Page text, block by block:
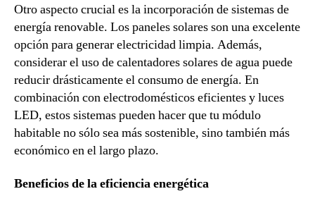
Otro aspecto crucial es la incorporación de sistemas de
energía renovable. Los paneles solares son una excelente
opción para generar electricidad limpia. Además,
considerar el uso de calentadores solares de agua puede
reducir drásticamente el consumo de energía. En
combinación con electrodomésticos eficientes y luces
LED, estos sistemas pueden hacer que tu módulo
habitable no sólo sea más sostenible, sino también más
económico en el largo plazo.
Beneficios de la eficiencia energética